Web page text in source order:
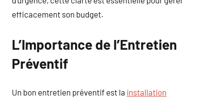
efficacement son budget.
L’Importance de l’Entretien
Préventif
Un bon entretien préventif est la installation